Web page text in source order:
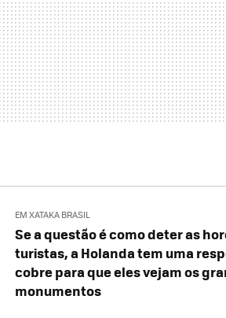
EM XATAKA BRASIL
Se a questão é como deter as
turistas, a Holanda tem uma
cobre para que eles vejam os
monumentos